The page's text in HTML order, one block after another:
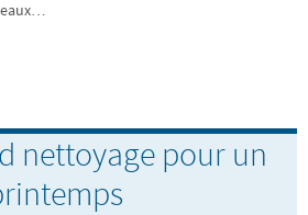
nettoyage pour un